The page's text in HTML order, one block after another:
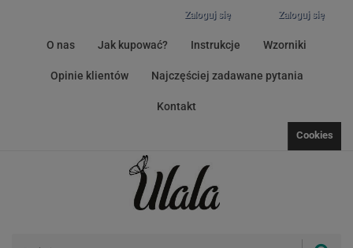
Zaloguj się
Zaloguj się
O nas Jak kupować? Instrukcje Wzorniki
Opinie klientów Najczęściej zadawane pytania
Kontakt
Cookies